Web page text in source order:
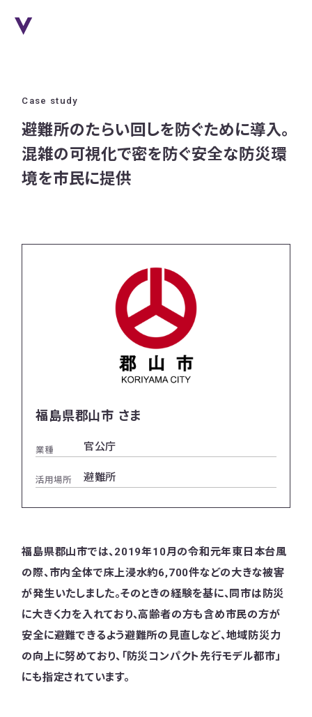
Case study
避難所のたらい回しを防ぐために導入。
混雑の可視化で密を防ぐ安全な防災環
境を市民に提供
福島県郡山市 さま
業種 官公庁
活用場所 避難所
福島県郡山市では、2019年10月の令和元年東日本台風
の際、市内全体で床上浸水約6,700件などの大きな被害
が発生いたしました。そのときの経験を基に、同市は防災
に大きく力を入れており、高齢者の方も含め市民の方が
安全に避難できるよう避難所の見直しなど、地域防災力
の向上に努めており、「防災コンパクト先行モデル都市」
にも指定されています。